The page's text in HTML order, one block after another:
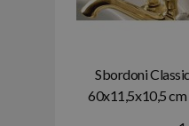
Sbordoni
60x11,5x10,5